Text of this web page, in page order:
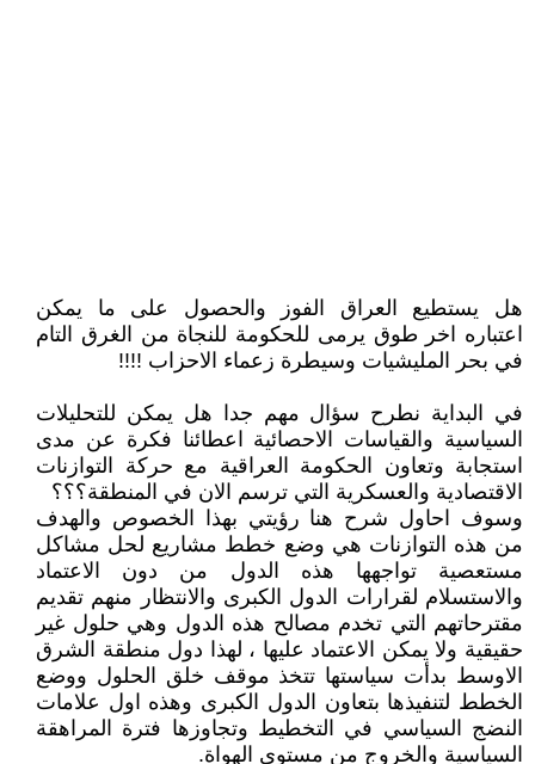
هل يستطيع العراق الفوز والحصول على ما يمكن
اعتباره اخر طوق يرمى للحكومة للنجاة من الغرق التام
في بحر المليشيات وسيطرة زعماء الاحزاب !!!!
في البداية نطرح سؤال مهم جدا هل يمكن للتحليلات
السياسية والقياسات الاحصائية اعطائنا فكرة عن مدى
استجابة وتعاون الحكومة العراقية مع حركة التوازنات
الاقتصادية والعسكرية التي ترسم الان في المنطقة؟؟؟
وسوف احاول شرح هنا رؤيتي بهذا الخصوص والهدف
من هذه التوازنات هي وضع خطط مشاريع لحل مشاكل
مستعصية تواجهها هذه الدول من دون الاعتماد
والاستسلام لقرارات الدول الكبرى والانتظار منهم تقديم
مقترحاتهم التي تخدم مصالح هذه الدول وهي حلول غير
حقيقية ولا يمكن الاعتماد عليها ، لهذا دول منطقة الشرق
الاوسط بدأت سياستها تتخذ موقف خلق الحلول ووضع
الخطط لتنفيذها بتعاون الدول الكبرى وهذه اول علامات
النضج السياسي في التخطيط وتجاوزها فترة المراهقة
السياسية والخروج من مستوى الهواة.